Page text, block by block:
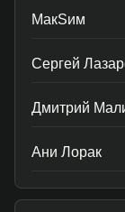
МакSим
Сергей
Дмитрий
Ани Лорак